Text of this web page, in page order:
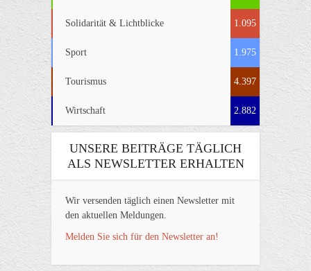
Solidarität & Lichtblicke 1.095
Sport 1.975
Tourismus 4.397
Wirtschaft 2.882
UNSERE BEITRÄGE TÄGLICH
ALS NEWSLETTER ERHALTEN
Wir versenden täglich einen Newsletter mit
den aktuellen Meldungen.
Melden Sie sich für den Newsletter an!